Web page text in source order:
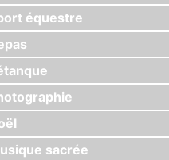
équestre
sacrée